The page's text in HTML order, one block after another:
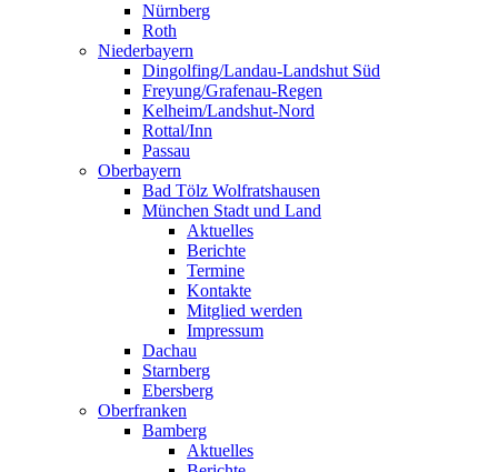
Nürnberg
Roth
Niederbayern
Dingolfing/Landau-Landshut Süd
Freyung/Grafenau-Regen
Kelheim/Landshut-Nord
Rottal/Inn
Passau
Oberbayern
Bad Tölz Wolfratshausen
München Stadt und Land
Aktuelles
Berichte
Termine
Kontakte
Mitglied werden
Impressum
Dachau
Starnberg
Ebersberg
Oberfranken
Bamberg
Aktuelles